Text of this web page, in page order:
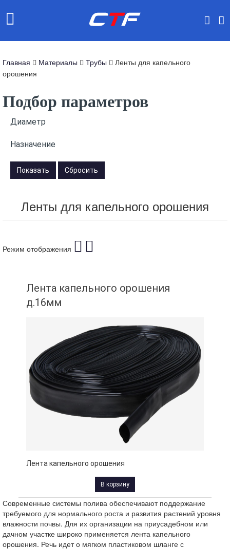
Главная Материалы Трубы
Ленты для капельного
орошения
Подбор параметров
Диаметр
Назначение
Ленты для капельного орошения
Режим отображения
Лента капельного орошения
д.16мм
Лента капельного орошения
В корзину
Современные системы полива обеспечивают поддержание
требуемого для нормального роста и развития растений уровня
влажности почвы. Для их организации на приусадебном или
дачном участке широко применяется лента капельного
орошения. Речь идет о мягком пластиковом шланге с